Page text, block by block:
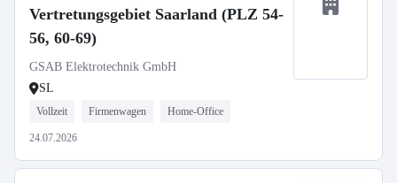
Vertretungsgebiet Saarland (PLZ 54-
56, 60-69)
GSAB Elektrotechnik GmbH
SL
Vollzeit Firmenwagen Home-Office
24.07.2026